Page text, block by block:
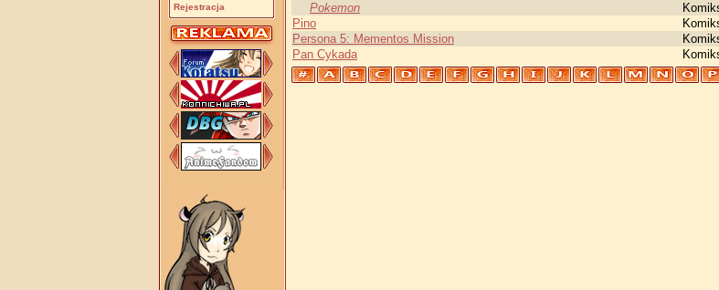
Rejestracja
Pokemon
Pino
Persona 5: Mementos Mission
Pan Cykada